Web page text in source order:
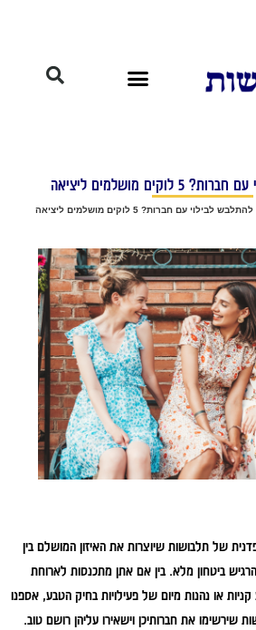
מושלמים ליציאה
לבילוי עם חברות? 5 לוקים מושלמים ליציאה
של תלבושות שיוצרות את האיזון המושלם בין
ביטחון מלא. בין אם אתן מתכנסות לארוחת
או נהנות מיום של פעילויות בחיק הטבע, אספנו
שירשימו את חברותיכן וישאירו עליהן רושם טוב.